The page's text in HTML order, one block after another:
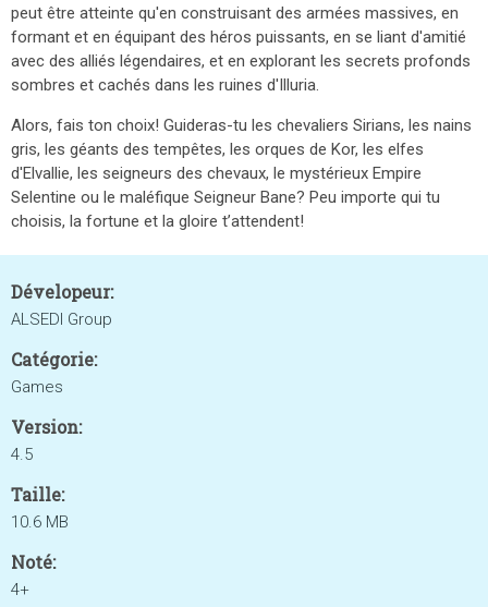
peut être atteinte qu'en construisant des armées massives, en
formant et en équipant des héros puissants, en se liant d'amitié
avec des alliés légendaires, et en explorant les secrets profonds
sombres et cachés dans les ruines d'Illuria.
Alors, fais ton choix! Guideras-tu les chevaliers Sirians, les nains
gris, les géants des tempêtes, les orques de Kor, les elfes
d'Elvallie, les seigneurs des chevaux, le mystérieux Empire
Selentine ou le maléfique Seigneur Bane? Peu importe qui tu
choisis, la fortune et la gloire t’attendent!
Dévelopeur:
ALSEDI Group
Catégorie:
Games
Version:
4.5
Taille:
10.6 MB
Noté:
4+